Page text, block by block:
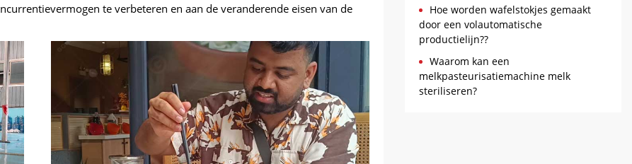
te verbeteren en aan de veranderende eisen van de
Hoe worden wafelstokjes gemaakt
door een volautomatische
productielijn??
Waarom kan een
melkpasteurisatiemachine melk
steriliseren?